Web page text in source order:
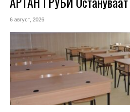
6 август, 2026